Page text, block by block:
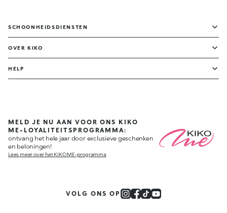
SCHOONHEIDSDIENSTEN
OVER KIKO
HELP
MELD JE NU AAN VOOR ONS KIKO
ME-LOYALITEITSPROGRAMMA:
ontvang het hele jaar door exclusieve geschenken
en beloningen!
Lees meer over het KIKO ME-programma
VOLG ONS OP